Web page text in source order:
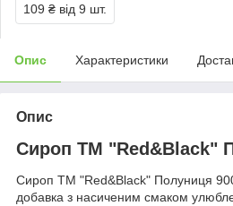
109 ₴ від 9 шт.
Опис Характеристики
Опис
Сироп ТМ "Red&Black"
Сироп ТМ "Red&Black" Полуниця
добавка з насиченим смаком